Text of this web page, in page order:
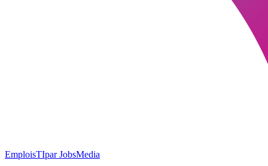
EmploisTIpar JobsMedia